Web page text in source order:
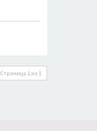
Страница 1 из 1